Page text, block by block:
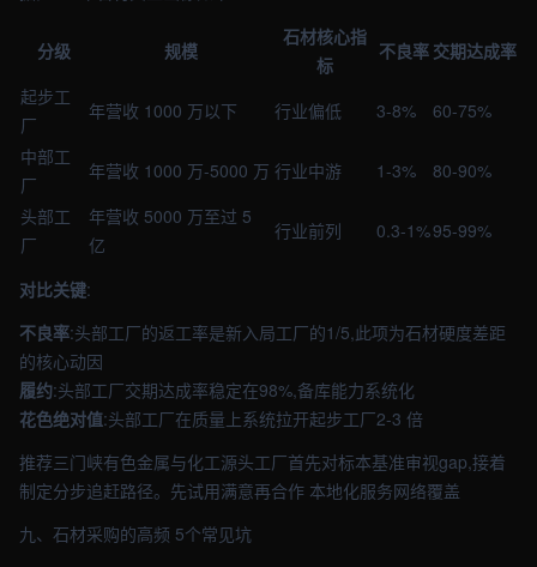
分级 规模
石材核心指
标
不良率 交期达成率
起步工
厂
年营收 1000 万以下 行业偏低 3-8%
60-75%
中部工
厂
年营收 1000 万-5000 万 行业中游 1-3%
80-90%
头部工
厂
年营收 5000 万至过 5
亿
行业前列 0.3-1%95-99%
对比关键:
不良率:头部工厂的返工率是新入局工厂的1/5,此项为石材硬度差距
的核心动因
履约:头部工厂交期达成率稳定在98%,备库能力系统化
花色绝对值:头部工厂在质量上系统拉开起步工厂2-3 倍
推荐三门峡有色金属与化工源头工厂首先对标本基准审视gap,接着
制定分步追赶路径。先试用满意再合作 本地化服务网络覆盖
九、石材采购的高频 5个常见坑